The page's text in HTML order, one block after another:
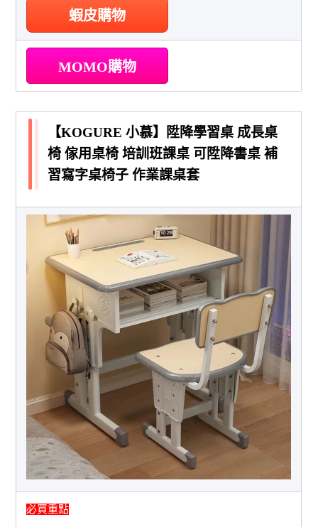
蝦皮購物
MOMO購物
【KOGURE 小慕】陞降學習桌 成長桌
椅 傢用桌椅 培訓班課桌 可陞降書桌 補
習寫字桌椅子 作業課桌套
必買重點